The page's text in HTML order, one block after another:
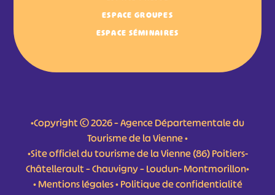
ESPACE GROUPES
ESPACE SÉMINAIRES
•Copyright © 2026 – Agence Départementale du
Tourisme de la Vienne •
•Site officiel du tourisme de la Vienne (86) Poitiers-
Châtellerault – Chauvigny – Loudun- Montmorillon•
•Mentions légales•Politique de confidentialité